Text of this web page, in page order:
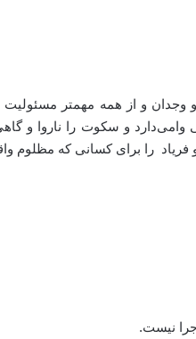
و از همە مهمتر مسئولیت
وامی‌دارد و سکوت را ناروا و
فریاد را برای کسانی کە مظلوم
نیست.